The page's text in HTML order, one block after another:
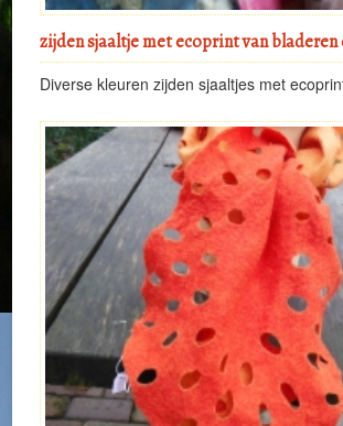
zijden sjaaltje met ecoprint van bladeren
Diverse kleuren zijden sjaaltjes met